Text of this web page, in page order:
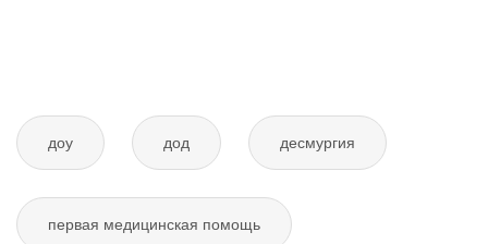
доу дод десмургия
первая медицинская помощь